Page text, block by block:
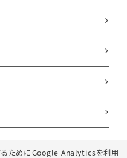
るためにGoogle Analyticsを利用